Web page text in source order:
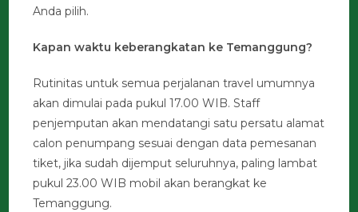
Anda pilih.
Kapan waktu keberangkatan ke Temanggung?
Rutinitas untuk semua perjalanan travel umumnya
akan dimulai pada pukul 17.00 WIB. Staff
penjemputan akan mendatangi satu persatu alamat
calon penumpang sesuai dengan data pemesanan
tiket, jika sudah dijemput seluruhnya, paling lambat
pukul 23.00 WIB mobil akan berangkat ke
Temanggung.